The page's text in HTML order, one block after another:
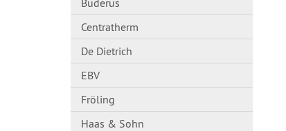
Buderus
Centratherm
De Dietrich
EBV
Fröling
Haas & Sohn